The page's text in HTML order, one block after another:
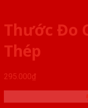
Thước Đo
Thép
295.000₫